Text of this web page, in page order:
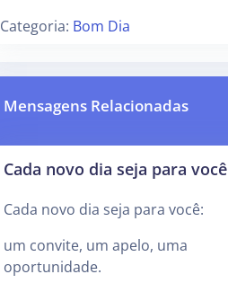
Categoria: Bom Dia
Mensagens Relacionadas
Cada novo dia seja para você
Cada novo dia seja para você:
um convite, um apelo, uma
oportunidade.